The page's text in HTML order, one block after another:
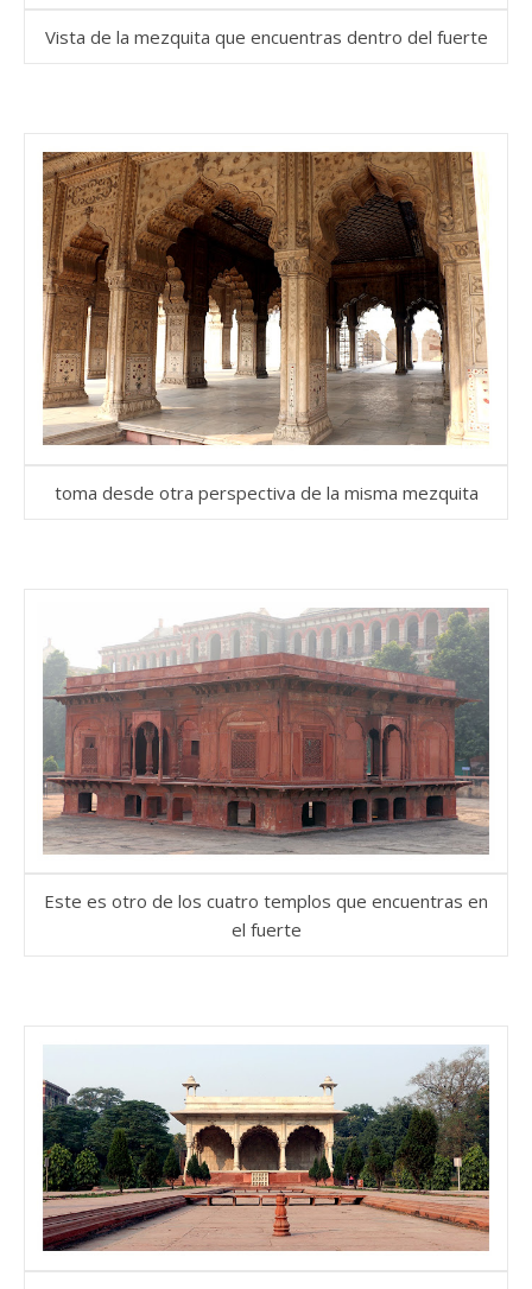
Vista de la mezquita que encuentras dentro del fuerte
toma desde otra perspectiva de la misma mezquita
Este es otro de los cuatro templos que encuentras en
el fuerte